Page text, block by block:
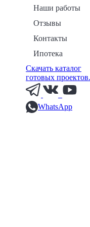
Наши работы
Отзывы
Контакты
Ипотека
Скачать каталог
готовых
WhatsApp